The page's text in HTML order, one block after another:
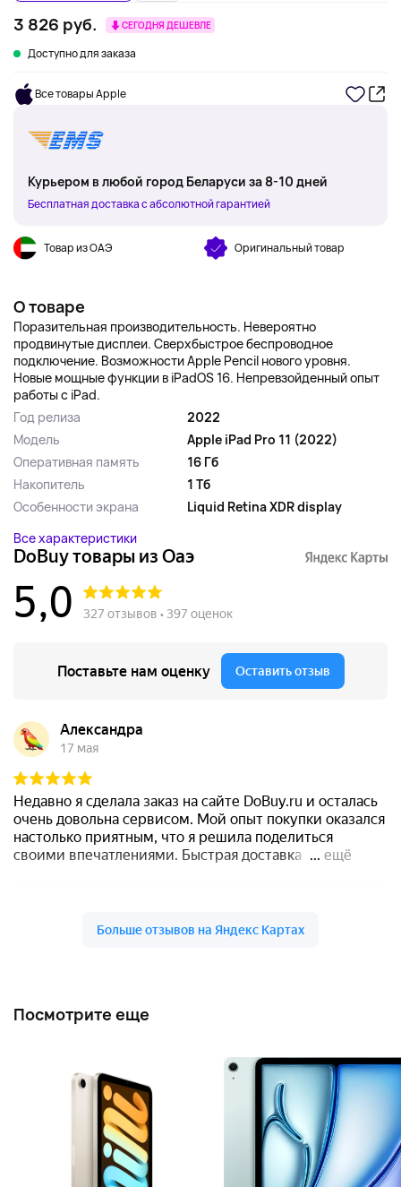
3 826 руб. СЕГОДНЯ ДЕШЕВЛЕ
Доступно для заказа
Все товары Apple
Курьером в любой город Беларуси за 8-10 дней
Бесплатная доставка с абсолютной гарантией
Товар из ОАЭ Оригинальный товар
О товаре
Поразительная производительность. Невероятно
продвинутые дисплеи. Сверхбыстрое беспроводное
подключение. Возможности Apple Pencil нового уровня.
Новые мощные функции в iPadOS 16. Непревзойденный опыт
работы с iPad.
Год релиза
2022
Модель
Apple iPad Pro 11 (2022)
Оперативная память
16 Гб
Накопитель
1 Тб
Особенности экрана
Liquid Retina XDR display
Все характеристики
Посмотрите еще